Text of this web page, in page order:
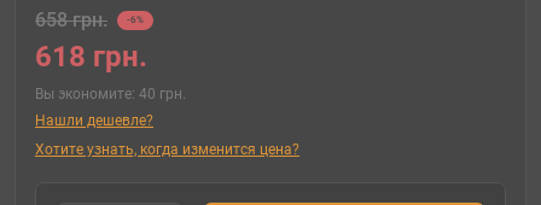
658 грн. -6%
618 грн.
Вы экономите: 40 грн.
Нашли дешевле?
Хотите узнать, когда изменится цена?